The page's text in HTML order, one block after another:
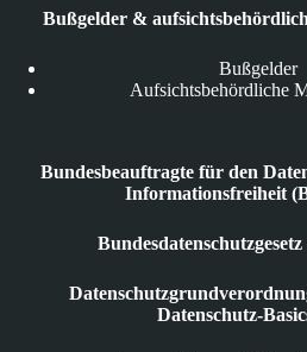
Bußgelder &
Bußgelder
Aufsichtsbehördliche
Bundesbeauftragte für den
Informationsfreiheit
Datenschutz-